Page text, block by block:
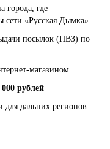
города, где
сети «Русская Дымка».
посылок (ПВЗ) по
магазином.
000 рублей
для дальних регионов